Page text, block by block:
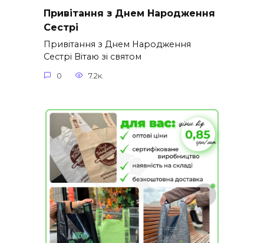
Привітання з Днем Народження
Сестрі
Привітання з Днем Народження
Сестрі Вітаю зі святом
0 7.2к.